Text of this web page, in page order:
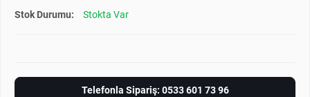
Stok Durumu: Stokta Var
Telefonla Sipariş: 0533 601 73 96